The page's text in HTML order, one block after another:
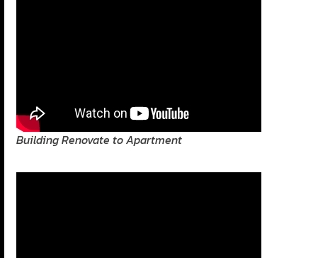
Building Renovate to Apartment